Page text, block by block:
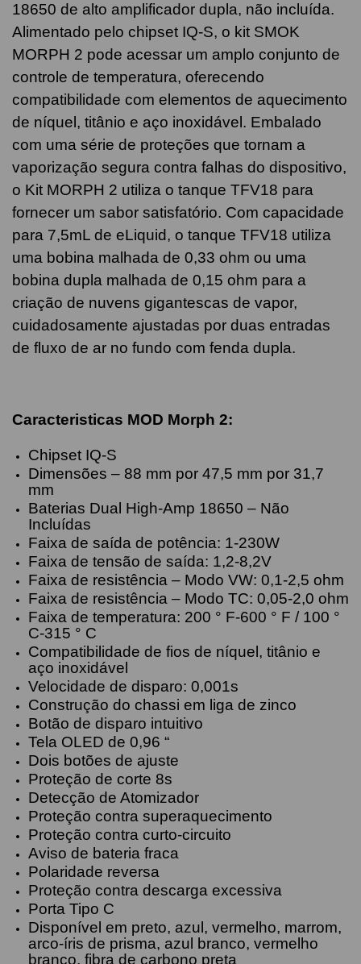
18650 de alto amplificador dupla, não incluída.
Alimentado pelo chipset IQ-S, o kit SMOK
MORPH 2 pode acessar um amplo conjunto de
controle de temperatura, oferecendo
compatibilidade com elementos de aquecimento
de níquel, titânio e aço inoxidável. Embalado
com uma série de proteções que tornam a
vaporização segura contra falhas do dispositivo,
o Kit MORPH 2 utiliza o tanque TFV18 para
fornecer um sabor satisfatório. Com capacidade
para 7,5mL de eLiquid, o tanque TFV18 utiliza
uma bobina malhada de 0,33 ohm ou uma
bobina dupla malhada de 0,15 ohm para a
criação de nuvens gigantescas de vapor,
cuidadosamente ajustadas por duas entradas
de fluxo de ar no fundo com fenda dupla.
Caracteristicas MOD Morph 2:
Chipset IQ-S
Dimensões – 88 mm por 47,5 mm por 31,7
mm
Baterias Dual High-Amp 18650 – Não
Incluídas
Faixa de saída de potência: 1-230W
Faixa de tensão de saída: 1,2-8,2V
Faixa de resistência – Modo VW: 0,1-2,5 ohm
Faixa de resistência – Modo TC: 0,05-2,0 ohm
Faixa de temperatura: 200 ° F-600 ° F / 100 °
C-315 ° C
Compatibilidade de fios de níquel, titânio e
aço inoxidável
Velocidade de disparo: 0,001s
Construção do chassi em liga de zinco
Botão de disparo intuitivo
Tela OLED de 0,96 “
Dois botões de ajuste
Proteção de corte 8s
Detecção de Atomizador
Proteção contra superaquecimento
Proteção contra curto-circuito
Aviso de bateria fraca
Polaridade reversa
Proteção contra descarga excessiva
Porta Tipo C
Disponível em preto, azul, vermelho, marrom,
arco-íris de prisma, azul branco, vermelho
branco, fibra de carbono preta